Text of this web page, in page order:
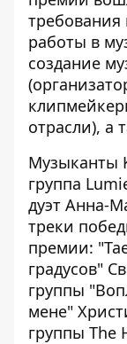
требования
работы в
создание
отрасли), а
Музыканты
группа
дуэт Анна-
треки
премии:
градусов"
группы
мене"
группы The